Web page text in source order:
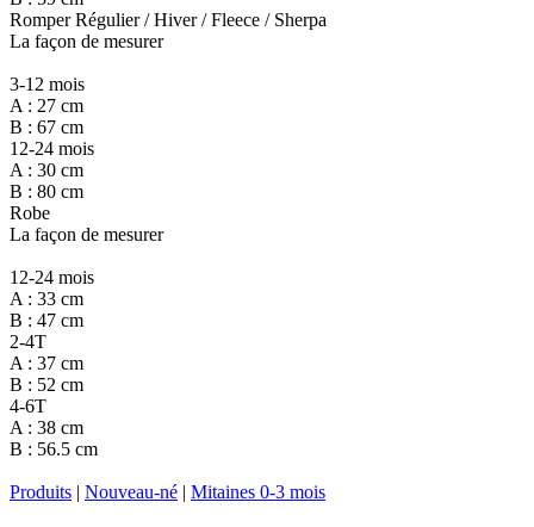
Romper Régulier / Hiver / Fleece / Sherpa
La façon de mesurer
3-12 mois
A : 27 cm
B : 67 cm
12-24 mois
A : 30 cm
B : 80 cm
Robe
La façon de mesurer
12-24 mois
A : 33 cm
B : 47 cm
2-4T
A : 37 cm
B : 52 cm
4-6T
A : 38 cm
B : 56.5 cm
Produits | Nouveau-né | Mitaines 0-3 mois